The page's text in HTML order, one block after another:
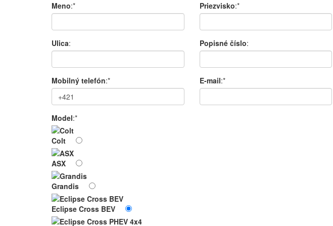
Meno:* Priezvisko:*
Ulica: Popisné číslo:
Mobilný telefón:* E-mail:*
Model:*
Colt
ASX
Grandis
Eclipse Cross BEV